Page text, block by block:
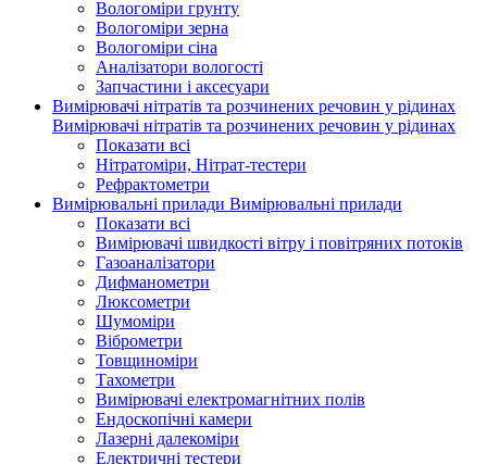
Вологоміри грунту
Вологоміри зерна
Вологоміри сіна
Аналізатори вологості
Запчастини і аксесуари
Вимірювачі нітратів та розчинених речовин у рідинах
Вимірювачі нітратів та розчинених речовин у рідинах
Показати всі
Нітратоміри, Нітрат-тестери
Рефрактометри
Вимірювальні прилади Вимірювальні прилади
Показати всі
Вимірювачі швидкості вітру і повітряних потоків
Газоаналізатори
Дифманометри
Люксометри
Шумоміри
Віброметри
Товщиноміри
Тахометри
Вимірювачі електромагнітних полів
Ендоскопічні камери
Лазерні далекоміри
Електричні тестери